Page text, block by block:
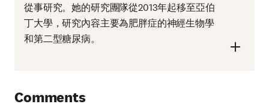
從事研究。她的研究團隊從2013年起移至亞伯
丁大學，研究內容主要為肥胖症的神經生物學
和第二型糖尿病。
Comments